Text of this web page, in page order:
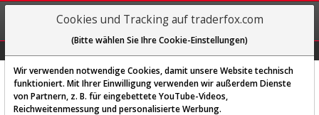
REGIS-
TRIEREN
Diese Funktion ist nur für
Cookies und Tracking auf traderfox.com
(Bitte wählen Sie Ihre Cookie-Einstellungen)
Wir verwenden notwendige Cookies, damit unsere Website technisch
funktioniert. Mit Ihrer Einwilligung verwenden wir außerdem Dienste
von Partnern, z. B. für eingebettete YouTube-Videos,
Reichweitenmessung und personalisierte Werbung.